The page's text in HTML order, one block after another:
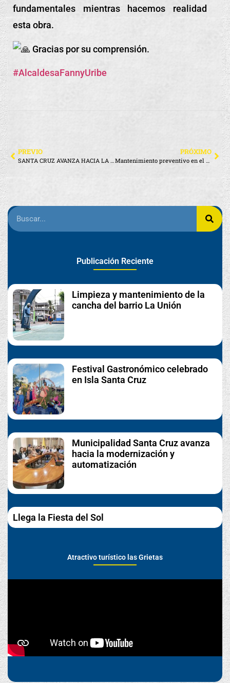
fundamentales mientras hacemos realidad
esta obra.
Gracias por su comprensión.
#AlcaldesaFannyUribe
PREVIO
SANTA CRUZ AVANZA HACIA LA SOSTENIBILIDAD CON EL ENVÍO DE 170 TONELADAS DE RESIDUOS SÓLIDOS NO PELIGROSOS PARA COPROCESAMIENTO
PRÓXIMO
Mantenimiento preventivo en el Muelle Turístico Gus Angermeyer
Publicación Reciente
Limpieza y mantenimiento de la
cancha del barrio La Unión
Festival Gastronómico celebrado
en Isla Santa Cruz
Municipalidad Santa Cruz avanza
hacia la modernización y
automatización
Llega la Fiesta del Sol
Atractivo turístico las Grietas